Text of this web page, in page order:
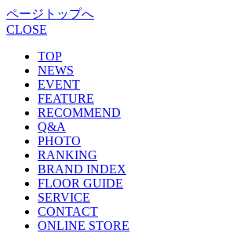
ページトップへ
CLOSE
TOP
NEWS
EVENT
FEATURE
RECOMMEND
Q&A
PHOTO
RANKING
BRAND INDEX
FLOOR GUIDE
SERVICE
CONTACT
ONLINE STORE